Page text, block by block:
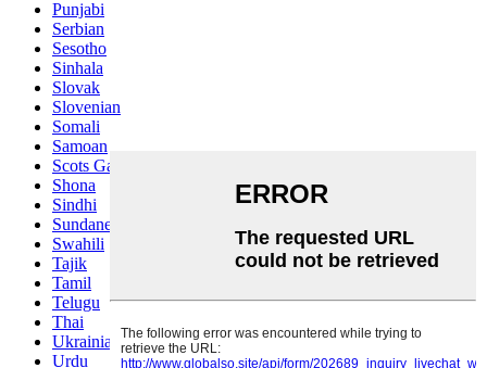
Punjabi
Serbian
Sesotho
Sinhala
Slovak
Slovenian
Somali
Samoan
Scots Gaelic
Shona
Sindhi
Sundanese
Swahili
Tajik
Tamil
Telugu
Thai
Ukrainian
Urdu